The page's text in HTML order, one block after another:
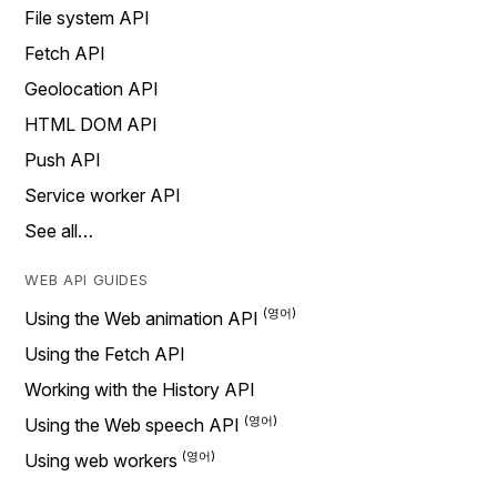
File system API
Fetch API
Geolocation API
HTML DOM API
Push API
Service worker API
See all…
WEB API GUIDES
Using the Web animation API
Using the Fetch API
Working with the History API
Using the Web speech API
Using web workers